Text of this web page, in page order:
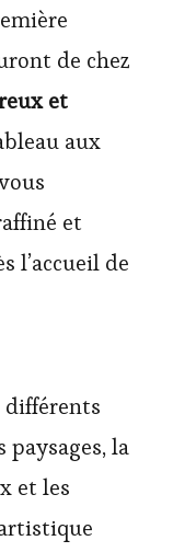
de chez
et
aux
et
l’accueil de
différents
la
et les